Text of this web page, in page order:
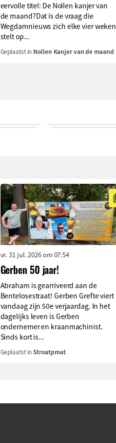
eervolle titel: De Nollen kanjer van
de maand?Dat is de vraag die
Wegdamnieuws zich elke vier weken
stelt op...
Geplaatst in Nollen Kanjer van de maand
vr. 31 jul. 2026 om 07:54
Gerben 50 jaar!
Abraham is gearriveerd aan de
Bentelosestraat! Gerben Grefte viert
vandaag zijn 50e verjaardag. In het
dagelijks leven is Gerben
ondernemer en kraanmachinist.
Sinds kort is...
Geplaatst inStroatproat